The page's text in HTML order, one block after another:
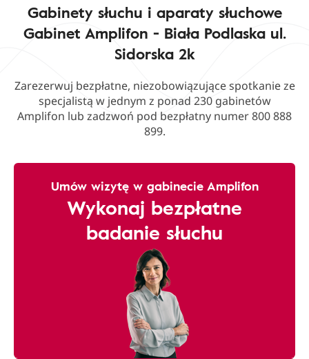
Gabinety słuchu i aparaty słuchowe
Gabinet Amplifon - Biała Podlaska ul.
Sidorska 2k
Zarezerwuj bezpłatne, niezobowiązujące spotkanie ze
specjalistą w jednym z ponad 230 gabinetów
Amplifon lub zadzwoń pod bezpłatny numer 800 888
899.
Umów wizytę w gabinecie Amplifon
Wykonaj bezpłatne
badanie słuchu